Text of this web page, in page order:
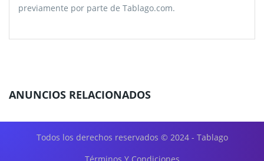
previamente por parte de Tablago.com.
ANUNCIOS RELACIONADOS
Todos los derechos reservados © 2024 - Tablago
Términos Y Condiciones